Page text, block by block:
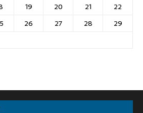
19 20 21
22
26 27 28
29